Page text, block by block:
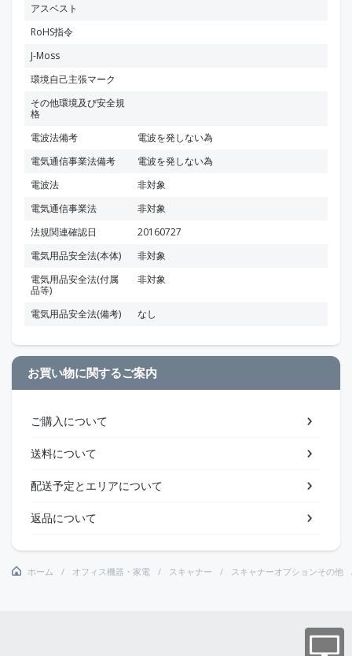
アスベスト
RoHS指令
J-Moss
環境自己主張マーク
その他環境及び安全規
格
電波法備考
電波を発しない為
電気通信事業法備考
電波を発しない為
電波法
非対象
電気通信事業法
非対象
法規関連確認日
20160727
電気用品安全法(本体)
非対象
電気用品安全法(付属
品等)
非対象
電気用品安全法(備考) なし
お買い物に関するご案内
ご購入について
送料について
配送予定とエリアについて
返品について
ホーム オフィス機器・家電 スキャナー スキャナーオプションその他